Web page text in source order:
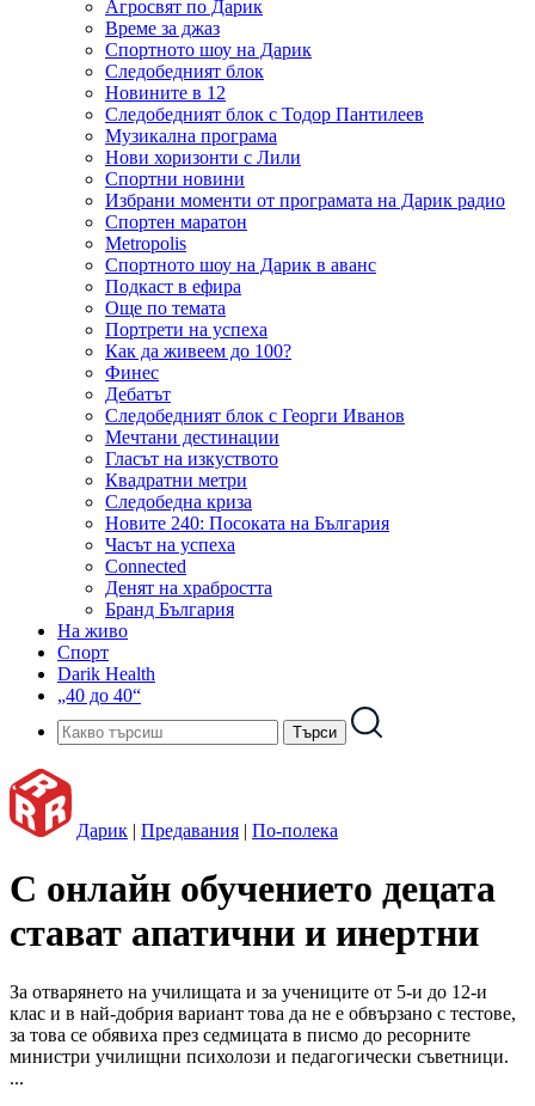
Агросвят по Дарик
Време за джаз
Спортното шоу на Дарик
Следобедният блок
Новините в 12
Следобедният блок с Тодор Пантилеев
Музикална програма
Нови хоризонти с Лили
Спортни новини
Избрани моменти от програмата на Дарик радио
Спортен маратон
Metropolis
Спортното шоу на Дарик в аванс
Подкаст в ефира
Още по темата
Портрети на успеха
Как да живеем до 100?
Финес
Дебатът
Следобедният блок с Георги Иванов
Мечтани дестинации
Гласът на изкуството
Квадратни метри
Следобедна криза
Новите 240: Посоката на България
Часът на успеха
Connected
Денят на храбростта
Бранд България
На живо
Спорт
Darik Health
„40 до 40“
Дарик | Предавания | По-полека
С онлайн обучението децата
стават апатични и инертни
За отварянето на училищата и за учениците от 5-и до 12-и
клас и в най-добрия вариант това да не е обвързано с тестове,
за това се обявиха през седмицата в писмо до ресорните
министри училищни психолози и педагогически съветници.
...